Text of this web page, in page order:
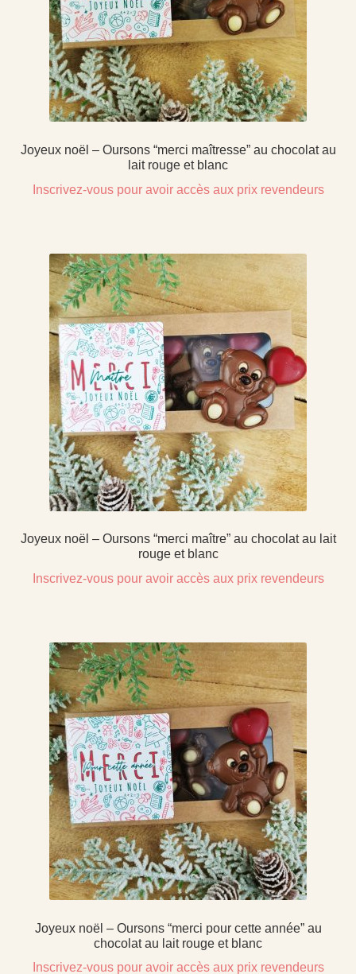
Joyeux noël – Oursons “merci maîtresse” au chocolat au
lait rouge et blanc
Inscrivez-vous pour avoir accès aux prix revendeurs
Joyeux noël – Oursons “merci maître” au chocolat au lait
rouge et blanc
Inscrivez-vous pour avoir accès aux prix revendeurs
Joyeux noël – Oursons “merci pour cette année” au
chocolat au lait rouge et blanc
Inscrivez-vous pour avoir accès aux prix revendeurs